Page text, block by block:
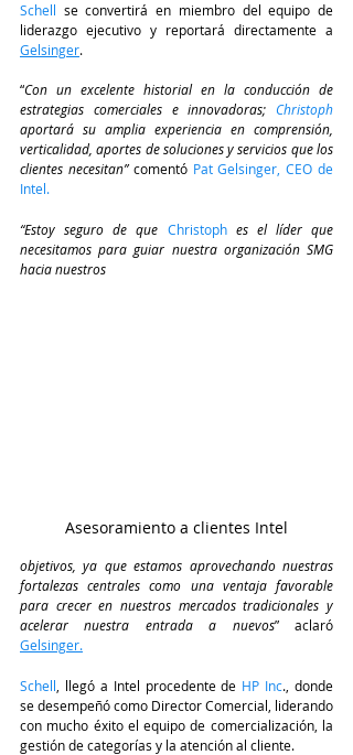
Schell se convertirá en miembro del equipo de
Gelsinger.
“Con un excelente historial en la conducción de
estrategias comerciales e innovadoras; Christoph
aportará su amplia experiencia en comprensión,
verticalidad, aportes de soluciones y servicios que los
clientes necesitan” comentó Pat Gelsinger, CEO de
Intel.
“Estoy seguro de que Christoph es el líder que
necesitamos para guiar nuestra organización SMG
hacia nuestros
Asesoramiento a clientes Intel
objetivos, ya que estamos aprovechando nuestras
fortalezas centrales como una ventaja favorable
para crecer en nuestros mercados tradicionales y
acelerar nuestra entrada a nuevos” aclaró
Gelsinger.
Schell , llegó a Intel procedente de HP Inc., donde
se desempeñó como Director Comercial, liderando
con mucho éxito el equipo de comercialización, la
gestión de categorías y la atención al cliente.